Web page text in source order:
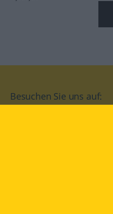
Besuchen Sie uns auf: